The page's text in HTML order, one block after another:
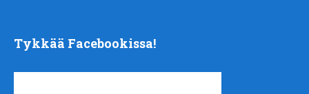
Tykkää Facebookissa!